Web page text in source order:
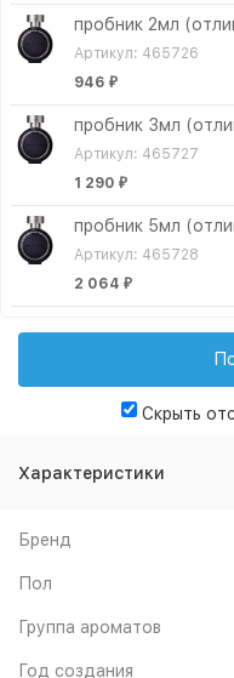
пробник 2мл
Артикул: 465726
946 ₽
пробник 3мл
Артикул: 465727
1 290 ₽
пробник 5мл
Артикул: 465728
2 064 ₽
3 354
пробник 15мл
4 300
парфюмерная
Скрыть
Характеристики
Бренд
Пол
Группа ароматов
Год создания